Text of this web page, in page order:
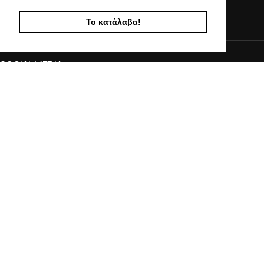
Το κατάλαβα!
info@kostelo.gr
SOCIAL MEDIA